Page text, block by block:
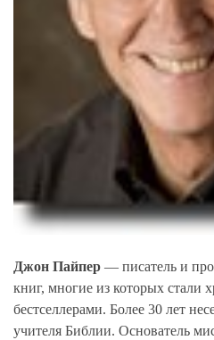
Джон Пайпер — писатель и
книг, многие из которых стали
бестселлерами. Более 30 лет
учителя Библии. Основатель